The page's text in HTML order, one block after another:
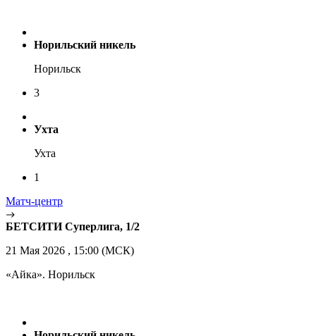
Норильский никель
Норильск
3
Ухта
Ухта
1
Матч-центр
БЕТСИТИ Суперлига, 1/2
21 Мая 2026 , 15:00 (МСК)
«Айка». Норильск